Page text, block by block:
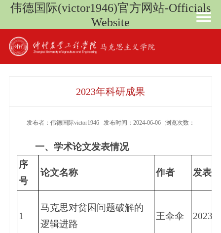
伟德国际(victor1946)官方网站-Officials
Website
2023年科研成果
发布者：伟德国际victor1946 发布时间：2024-06-06 浏览次数：
一、学术论文发表情况
序
号
论文名称 作者 发表
1
马克思对贫困问题破解的
逻辑进路
王伞伞 2023.5